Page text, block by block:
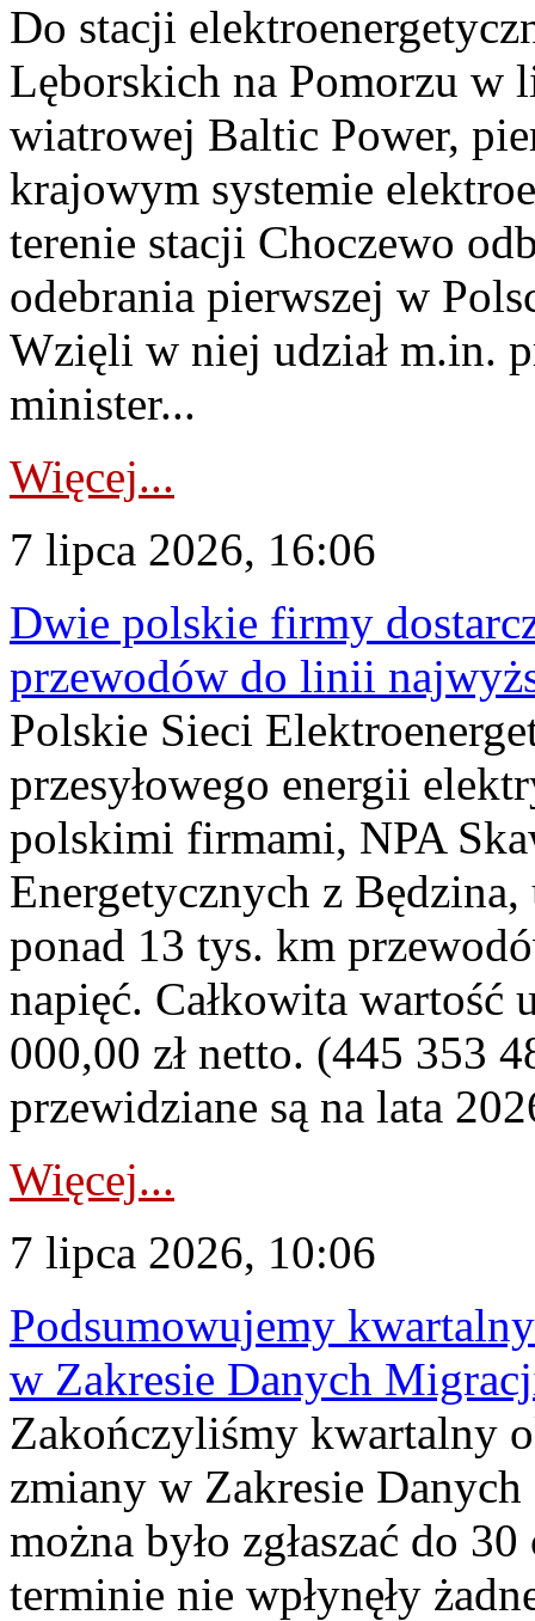
Do stacji
Lęborskich na Pomorzu w
wiatrowej Baltic Power,
krajowym systemie
terenie stacji Choczewo
odebrania pierwszej w
Wzięli w niej udział m.in.
minister...
Więcej...
7 lipca 2026, 16:06
Dwie polskie firmy
przewodów do linii
Polskie Sieci
przesyłowego energii
polskimi firmami, NPA
Energetycznych z
ponad 13 tys. km
napięć. Całkowita
000,00 zł netto. (445 353
przewidziane są na lata
Więcej...
7 lipca 2026, 10:06
Podsumowujemy
w Zakresie Danych
Zakończyliśmy kwartalny
zmiany w Zakresie
można było zgłaszać do
terminie nie wpłynęły